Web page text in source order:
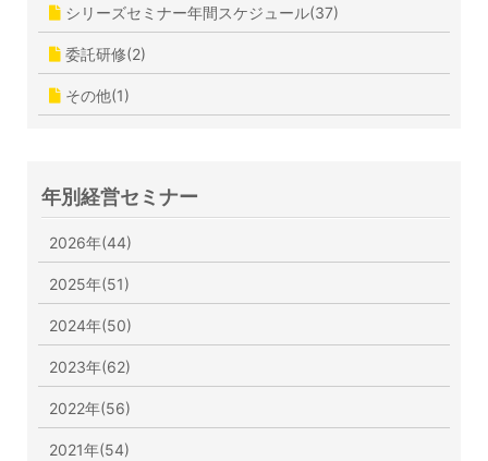
シリーズセミナー年間スケジュール(37)
委託研修(2)
その他(1)
年別経営セミナー
2026年(44)
2025年(51)
2024年(50)
2023年(62)
2022年(56)
2021年(54)